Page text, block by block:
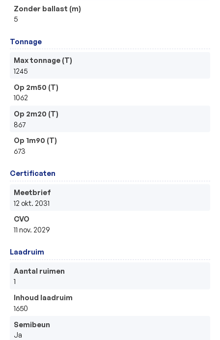
Zonder ballast (m)
5
Tonnage
Max tonnage (T)
1245
Op 2m50 (T)
1062
Op 2m20 (T)
867
Op 1m90 (T)
673
Certificaten
Meetbrief
12 okt. 2031
CVO
11 nov. 2029
Laadruim
Aantal ruimen
1
Inhoud laadruim
1650
Semibeun
Ja